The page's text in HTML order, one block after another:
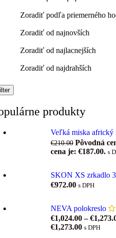
Zoradiť podľa priemerného
Zoradiť od najnovších
Zoradiť od najlacnejších
Zoradiť od najdrahších
produkty
Veľká miska africký
€210.00 Pôvodná
cena je: €187.00. s
SKON XS zrkadlo
€972.00 s DPH
NEVA polokreslo
€1,024.00 – €
€1,273.00 s DPH